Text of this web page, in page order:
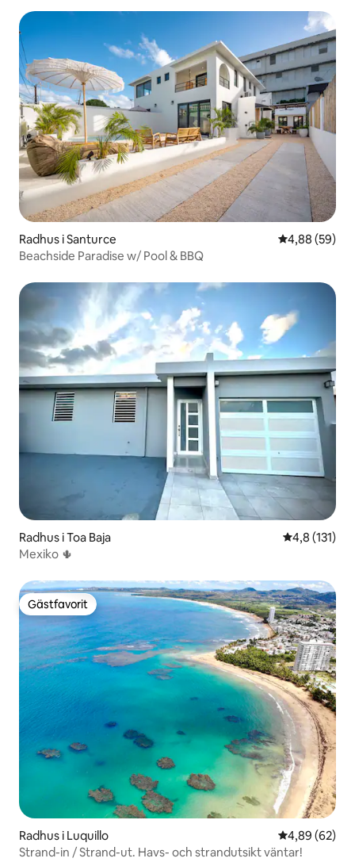
Radhus i Santurce 4,88 av 5 i
4,88 (59)
Beachside Paradise w/ Pool & BBQ
Radhus i Toa Baja 4,8 av 5 i
4,8 (131)
Mexiko 🌵
Gästfavorit
Gästfavorit
Radhus i Luquillo 4,89 av 5 i
4,89 (62)
Strand-in / Strand-ut. Havs- och strandutsikt väntar!